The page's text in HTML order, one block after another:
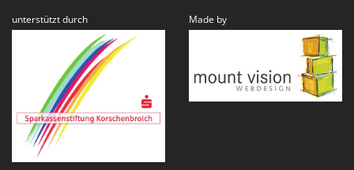
unterstützt durch
Made by